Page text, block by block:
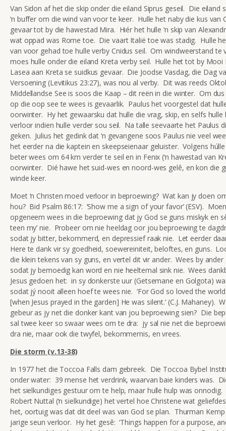
Van Sidon af het die skip onder die eiland Siprus geseil. Die eiland
‘n buffer om die wind van voor te keer. Hulle het naby die kus van
gevaar tot by die hawestad Mira. Hiér het hulle ‘n skip van
wat oppad was Rome toe. Die vaart Italië toe was stadig. Hulle
van voor gehad toe hulle verby Cnidus seil. Om windweerstand te
moes hulle onder die eiland Kreta verby seil. Hulle het tot by Mooi
Lasea aan Kreta se suidkus gevaar. Die Joodse Vasdag, die Dag
Versoening (Levitikus 23:27), was nou al verby. Dit was reeds
Middellandse See is soos die Kaap – dit reën in die winter. Om
op die oop see te wees is gevaarlik. Paulus het voorgestel dat
oorwinter. Hy het gewaarsku dat hulle die vrag, skip, en selfs hulle
verloor indien hulle verder sou seil. Na talle seevaarte het Paulus
geken. Julius het gedink dat ‘n gevangene soos Paulus nie veel
het eerder na die kaptein en skeepseienaar geluister. Volgens
beter wees om 64 km verder te seil en in Fenix (‘n hawestad van
oorwinter. Dié hawe het suid-wes en noord-wes gelê, en kon die
winde keer.
Moet ‘n Christen moed verloor in beproewing? Wat kan jy doen
hou? Bid Psalm 86:17: ‘Show me a sign of your favor’ (ESV).
opgeneem wees in die beproewing dat jy God se guns miskyk en
teen my’ nie. Probeer om nie heeldag oor jou beproewing te
sodat jy bitter, bekommerd, en depressief raak nie. Let eerder
Here te dank vir sy goedheid, soewereiniteit, beloftes, en guns.
die klein tekens van sy guns, en vertel dit vir ander. Wees by
sodat jy bemoedig kan word en nie heeltemal sink nie. Wees
Jesus gedoen het: in sy donkerste uur (Getsemane en Golgota)
sodat jý nooit alleen hoef te wees nie. ‘For God so loved the
[when Jesus prayed in the garden] He was silent.’ (C.J. Mahaney).
gebeur as jy net die donker kant van jou beproewing sien? Die
sal twee keer so swaar wees om te dra: jy sal nie net die
dra nie, maar ook die twyfel, bekommernis, en vrees.
Die storm (v.13-38)
In 1977 het die Toccoa Falls dam gebreek. Die Toccoa Bybel
onder water: 39 mense het verdrink, waarvan baie kinders was.
het sielkundiges gestuur om te help, maar hulle hulp was onnodig.
Robert Nuttal (‘n sielkundige) het vertel hoe Christene wat
het, oortuig was dat dit deel was van God se plan. Thurman Kemp
jarige seun verloor. Hy het gesê: ‘Things happen for a purpose,